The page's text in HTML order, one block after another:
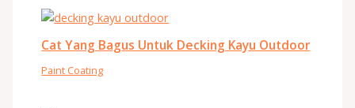
Cat Yang Bagus Untuk Decking Kayu Outdoor
Paint Coating